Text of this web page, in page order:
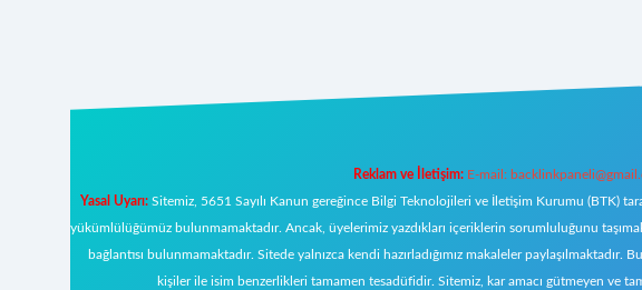
Reklam ve İletişim: E-mail:
Yasal Uyarı:Sitemiz, 5651 Sayılı Kanun gereğince Bilgi Teknolojileri ve İletişim Kurumu (BTK)
yükümlülüğümüz bulunmamaktadır. Ancak, üyelerimiz yazdıkları içeriklerin sorumluluğunu
bağlantısı bulunmamaktadır. Sitede yalnızca kendi hazırladığımız makaleler
kişiler ile isim benzerlikleri tamamen tesadüfidir. Sitemiz, kar amacı gütmeyen ve